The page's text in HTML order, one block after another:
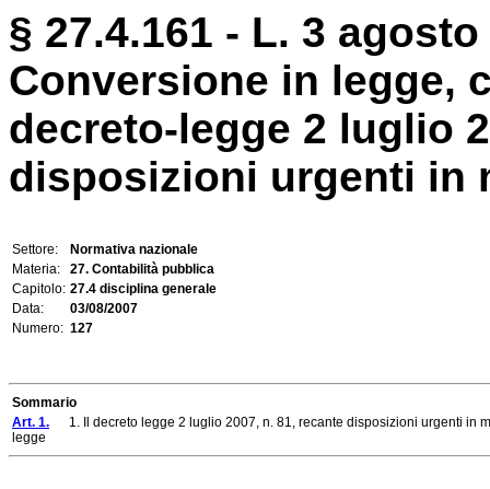
§ 27.4.161 - L. 3
Conversione in legge,
decreto-legge 2 luglio
disposizioni urgenti in
Settore:
Normativa nazionale
Materia:
27. Contabilità pubblica
Capitolo: 27.4 disciplina generale
Data:
03/08/2007
Numero: 127
Sommario
Art. 1. 1. Il decreto legge 2 luglio 2007, n. 81, recante disposizioni urgenti in
legge